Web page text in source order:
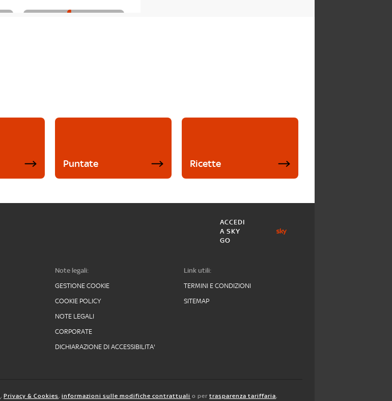
Puntate Ricette
ACCEDI
A SKY
GO
Note legali:
GESTIONE COOKIE
COOKIE POLICY
NOTE LEGALI
CORPORATE
DICHIARAZIONE DI ACCESSIBILITA'
Link utili:
TERMINI E CONDIZIONI
SITEMAP
, Privacy & Cookies, informazioni sulle modifiche contrattuali o per trasparenza tariffaria,